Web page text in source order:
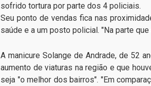
sofrido tortura por parte dos 4 policiais.
Seu ponto de vendas fica nas
saúde e a um posto policial. "Na parte
A manicure Solange de Andrade, de 52
aumento de viaturas na região e que
seja "o melhor dos bairros". "Em